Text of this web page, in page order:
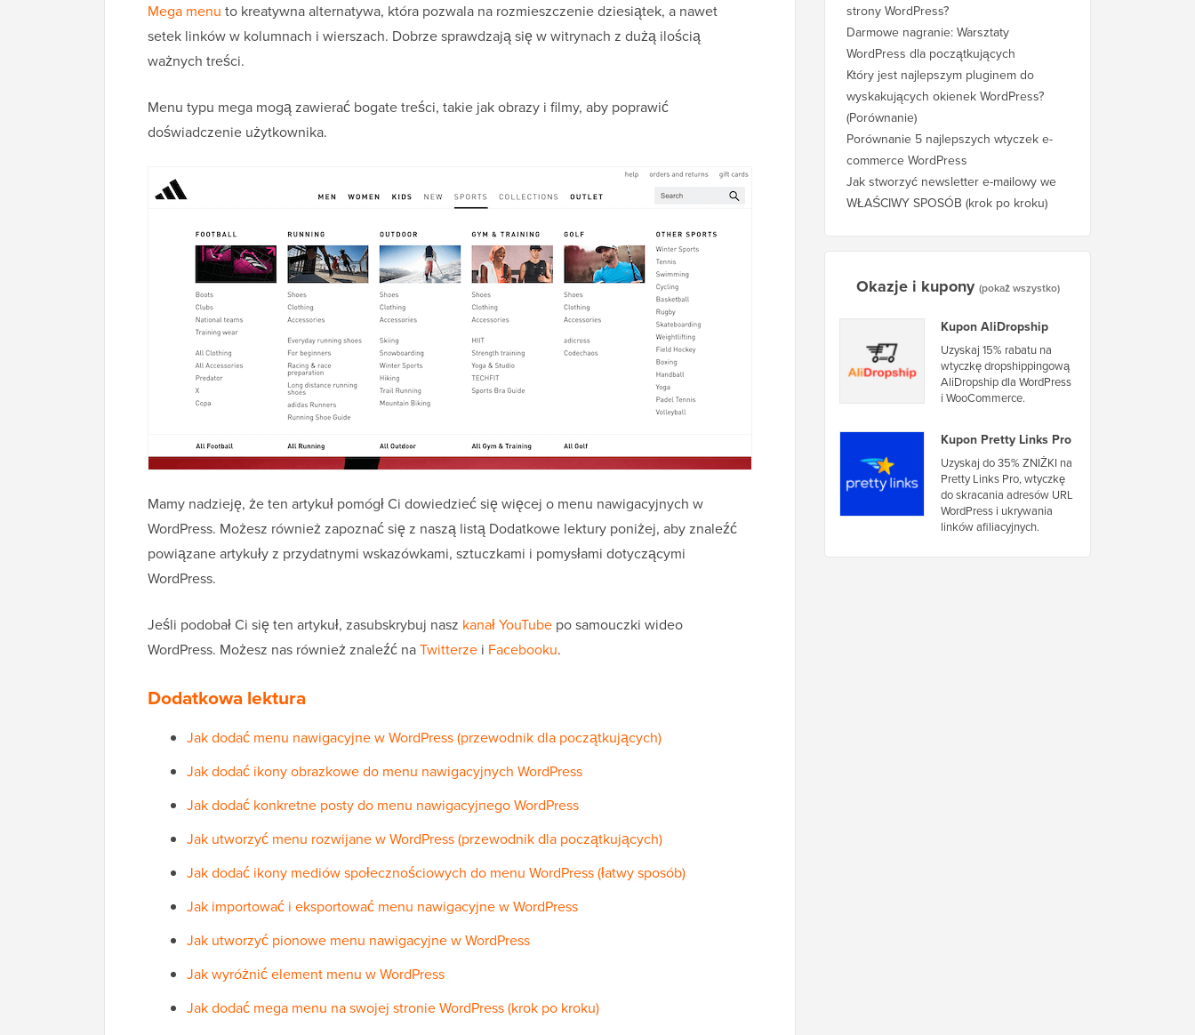
Mega menu to kreatywna alternatywa, która pozwala na rozmieszczenie dziesiątek, a nawet
setek linków w kolumnach i wierszach. Dobrze sprawdzają się w witrynach z dużą ilością
ważnych treści.
Menu typu mega mogą zawierać bogate treści, takie jak obrazy i filmy, aby poprawić
doświadczenie użytkownika.
Mamy nadzieję, że ten artykuł pomógł Ci dowiedzieć się więcej o menu nawigacyjnych w
WordPress. Możesz również zapoznać się z naszą listą Dodatkowe lektury poniżej, aby znaleźć
powiązane artykuły z przydatnymi wskazówkami, sztuczkami i pomysłami dotyczącymi
WordPress.
Jeśli podobał Ci się ten artykuł, zasubskrybuj nasz kanał YouTube po samouczki wideo
WordPress. Możesz nas również znaleźć naTwitterze i Facebooku.
Dodatkowa lektura
Jak dodać menu nawigacyjne w WordPress (przewodnik dla początkujących)
Jak dodać ikony obrazkowe do menu nawigacyjnych WordPress
Jak dodać konkretne posty do menu nawigacyjnego WordPress
Jak utworzyć menu rozwijane w WordPress (przewodnik dla początkujących)
Jak dodać ikony mediów społecznościowych do menu WordPress (łatwy sposób)
Jak importować i eksportować menu nawigacyjne w WordPress
Jak utworzyć pionowe menu nawigacyjne w WordPress
Jak wyróżnić element menu w WordPress
Jak dodać mega menu na swojej stronie WordPress (krok po kroku)
strony WordPress?
Darmowe nagranie: Warsztaty
WordPress dla początkujących
Który jest najlepszym pluginem do
wyskakujących okienek WordPress?
(Porównanie)
Porównanie 5 najlepszych wtyczek e-
commerce WordPress
Jak stworzyć newsletter e-mailowy we
WŁAŚCIWY SPOSÓB (krok po kroku)
Okazje i kupony (pokaż wszystko)
Kupon AliDropship
Uzyskaj 15% rabatu na
wtyczkę dropshippingową
AliDropship dla WordPress
i WooCommerce.
Kupon Pretty Links Pro
Uzyskaj do 35% ZNIŻKI na
Pretty Links Pro, wtyczkę
do skracania adresów URL
WordPress i ukrywania
linków afiliacyjnych.